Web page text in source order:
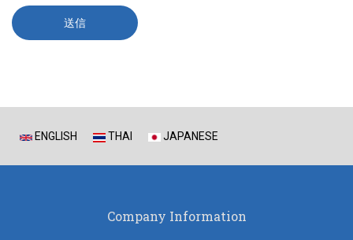
ENGLISH THAI JAPANESE
Company Information